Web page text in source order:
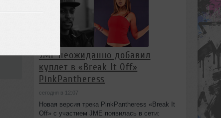
JME неожиданно добавил
куплет в «Break It Off»
PinkPantheress
сегодня в 12:07
Новая версия трека PinkPantheress «Break It
Off» с участием JME появилась в сети: